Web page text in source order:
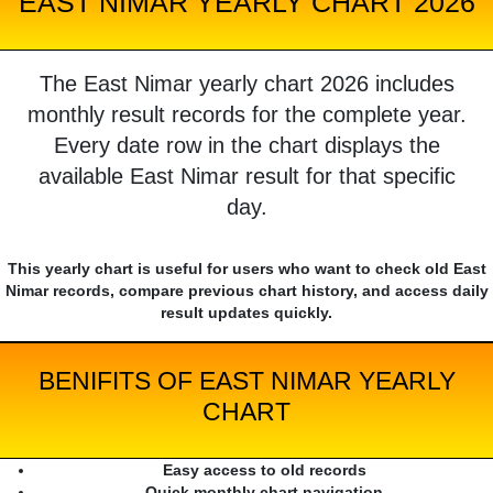
The East Nimar yearly chart 2026 includes
monthly result records for the complete year.
Every date row in the chart displays the
available East Nimar result for that specific
day.
This yearly chart is useful for users who want to check old East
Nimar records, compare previous chart history, and access daily
result updates quickly.
BENIFITS OF EAST NIMAR YEARLY
CHART
Easy access to old records